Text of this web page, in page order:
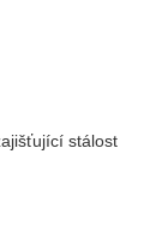
stálost